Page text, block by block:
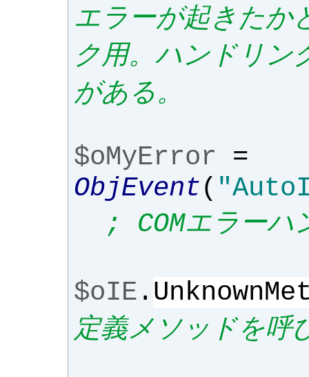
エラーが起きたか
ク用。ハンドリン
がある。
$oMyError
=
ObjEvent(
; COMエラーハ
$oIE .
定義メソッドを呼